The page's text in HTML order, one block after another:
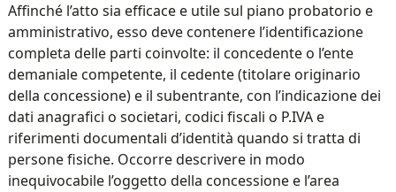
Affinché l’atto sia efficace e utile sul piano probatorio e
amministrativo, esso deve contenere l’identificazione
completa delle parti coinvolte: il concedente o l’ente
demaniale competente, il cedente (titolare originario
della concessione) e il subentrante, con l’indicazione dei
dati anagrafici o societari, codici fiscali o P.IVA e
riferimenti documentali d’identità quando si tratta di
persone fisiche. Occorre descrivere in modo
inequivocabile l’oggetto della concessione e l’area